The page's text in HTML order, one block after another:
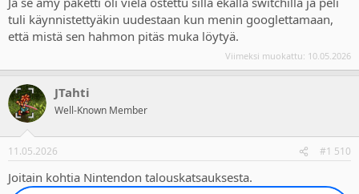
tuli käynnistettyäkin uudestaan kun menin googlettamaan,
että mistä sen hahmon pitäs muka löytyä.
Viimeksi muokattu: 10.05.2026
JTahti
Well-Known Member
11.05.2026 #1 510
Joitain kohtia Nintendon talouskatsauksesta.